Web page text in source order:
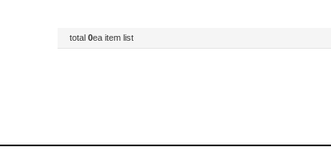
total 0ea item list